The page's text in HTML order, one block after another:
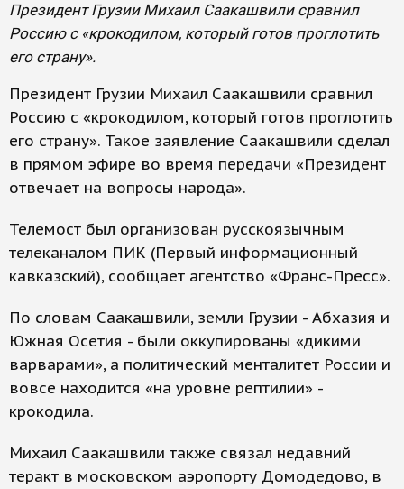
Президент Грузии Михаил Саакашвили сравнил
Россию с «крокодилом, который готов проглотить
его страну».
Президент Грузии Михаил Саакашвили сравнил
Россию с «крокодилом, который готов проглотить
его страну». Такое заявление Саакашвили сделал
в прямом эфире во время передачи «Президент
отвечает на вопросы народа».
Телемост был организован русскоязычным
телеканалом ПИК (Первый информационный
кавказский), сообщает агентство «Франс-Пресс».
По словам Саакашвили, земли Грузии - Абхазия и
Южная Осетия - были оккупированы «дикими
варварами», а политический менталитет России и
вовсе находится «на уровне рептилии» -
крокодила.
Михаил Саакашвили также связал недавний
теракт в московском аэропорту Домодедово, в